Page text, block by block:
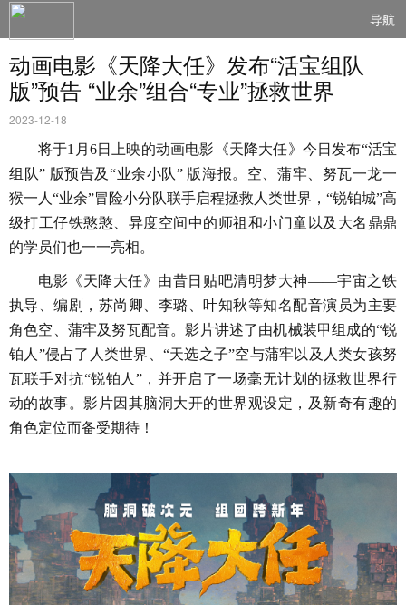
导航
动画电影《天降大任》发布“活宝组队
版”预告 “业余”组合“专业”拯救世界
2023-12-18
将于1月6日上映的动画电影《天降大任》今日发布“活宝
组队” 版预告及“业余小队” 版海报。空、蒲牢、努瓦一龙一
猴一人“业余”冒险小分队联手启程拯救人类世界，“锐铂城”高
级打工仔铁憨憨、异度空间中的师祖和小门童以及大名鼎鼎
的学员们也一一亮相。
电影《天降大任》由昔日贴吧清明梦大神——宇宙之铁
执导、编剧，苏尚卿、李璐、叶知秋等知名配音演员为主要
角色空、蒲牢及努瓦配音。影片讲述了由机械装甲组成的“锐
铂人”侵占了人类世界、“天选之子”空与蒲牢以及人类女孩努
瓦联手对抗“锐铂人”，并开启了一场毫无计划的拯救世界行
动的故事。影片因其脑洞大开的世界观设定，及新奇有趣的
角色定位而备受期待！